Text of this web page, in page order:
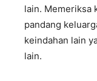
lain. Memeriksa
pandang
keindahan lain
lain.